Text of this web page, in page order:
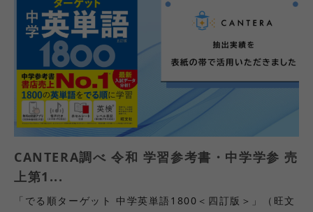
CANTERA調べ 令和 学習参考書・中学学参 売
上第1...
「でる順ターゲット 中学英単語1800＜四訂版＞」（旺文